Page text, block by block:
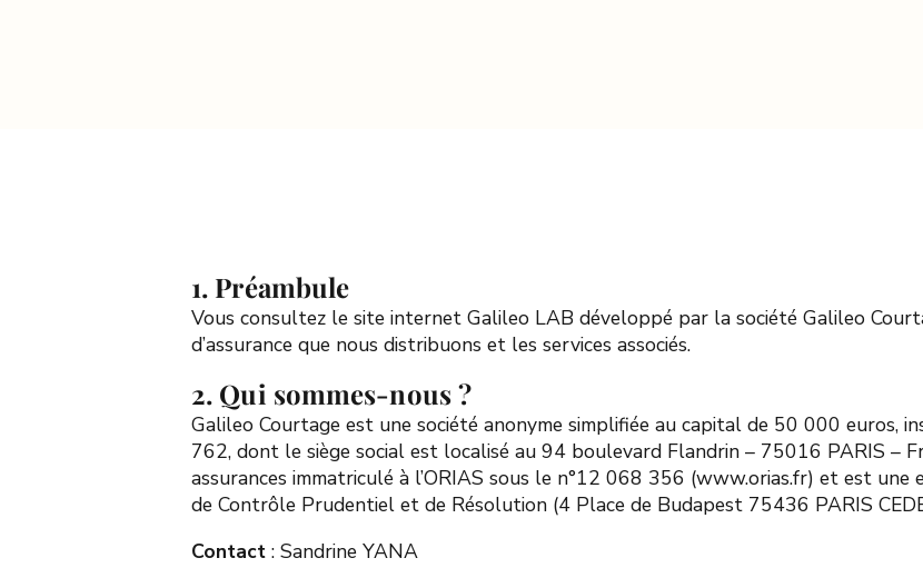
1. Préambule
Vous consultez le site internet Galileo LAB développé par la société Galileo
d’assurance que nous distribuons et les services associés.
2. Qui sommes-nous?
Galileo Courtage est une société anonyme simplifiée au capital de 50 000 euros,
762, dont le siège social est localisé au 94 boulevard Flandrin – 75016 PARIS –
assurances immatriculé à l’ORIAS sous le n°12 068 356 (www.orias.fr) et est
de Contrôle Prudentiel et de Résolution (4 Place de Budapest 75436 PARIS
Contact : Sandrine YANA